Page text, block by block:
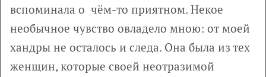
вспоминала о чём-то приятном. Некое
необычное чувство овладело мною: от моей
хандры не осталось и следа. Она была из тех
женщин, которые своей неотразимой